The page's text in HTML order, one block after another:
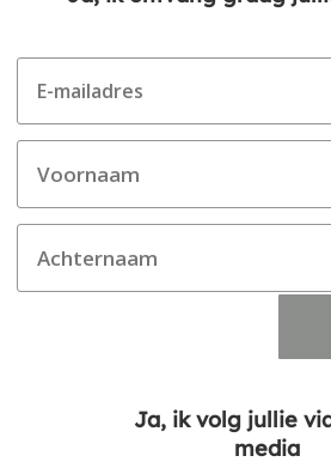
Ja, ik volg jullie
media